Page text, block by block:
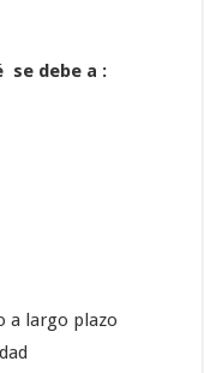
se debe a :
a largo plazo